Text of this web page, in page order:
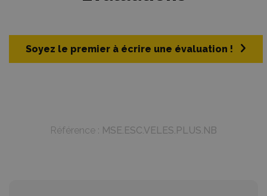
Soyez le premier à écrire une évaluation !
Référence : MSE.ESC.VELES.PLUS.NB